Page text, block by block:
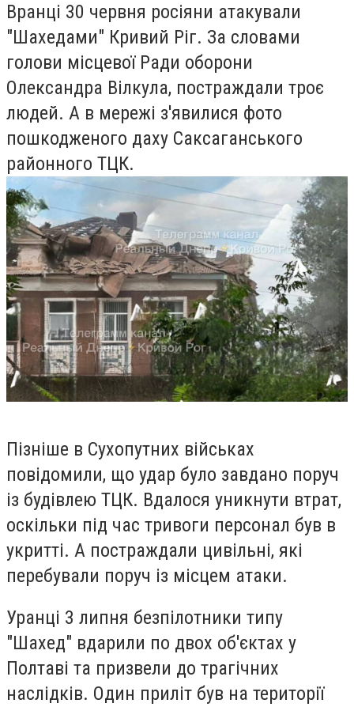
Вранці 30 червня росіяни атакували
"Шахедами" Кривий Ріг. За словами
голови місцевої Ради оборони
Олександра Вілкула, постраждали троє
людей. А в мережі з'явилися фото
пошкодженого даху Саксаганського
районного ТЦК.
Пізніше в Сухопутних військах
повідомили, що удар було завдано поруч
із будівлею ТЦК. Вдалося уникнути втрат,
оскільки під час тривоги персонал був в
укритті. А постраждали цивільні, які
перебували поруч із місцем атаки.
Уранці 3 липня безпілотники типу
"Шахед" вдарили по двох об'єктах у
Полтаві та призвели до трагічних
наслідків. Один приліт був на території